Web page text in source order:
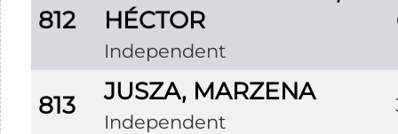
812
HÉCTOR
Independent
813 JUSZA, MARZENA
Independent